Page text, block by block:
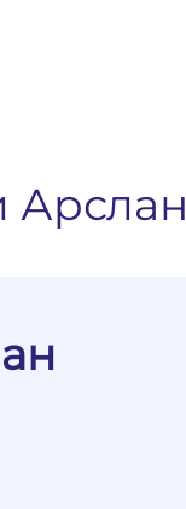
Арслан